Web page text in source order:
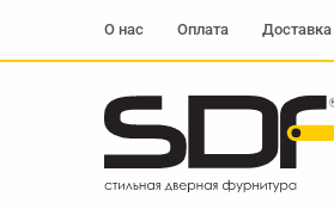
О нас Оплата Доставка